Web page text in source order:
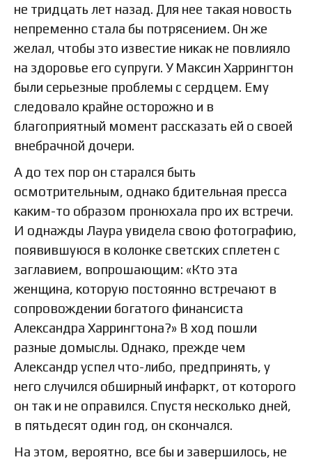
не тридцать лет назад. Для нее такая новость
непременно стала бы потрясением. Он же
желал, чтобы это известие никак не повлияло
на здоровье его супруги. У Максин Харрингтон
были серьезные проблемы с сердцем. Ему
следовало крайне осторожно и в
благоприятный момент рассказать ей о своей
внебрачной дочери.
А до тех пор он старался быть
осмотрительным, однако бдительная пресса
каким-то образом пронюхала про их встречи.
И однажды Лаура увидела свою фотографию,
появившуюся в колонке светских сплетен с
заглавием, вопрошающим: «Кто эта
женщина, которую постоянно встречают в
сопровождении богатого финансиста
Александра Харрингтона?» В ход пошли
разные домыслы. Однако, прежде чем
Александр успел что-либо, предпринять, у
него случился обширный инфаркт, от которого
он так и не оправился. Спустя несколько дней,
в пятьдесят один год, он скончался.
На этом, вероятно, все бы и завершилось, не